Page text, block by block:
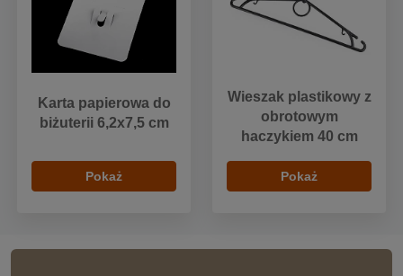
Karta papierowa do
biżuterii 6,2x7,5 cm
Pokaż
Wieszak plastikowy z
obrotowym
haczykiem 40 cm
Pokaż